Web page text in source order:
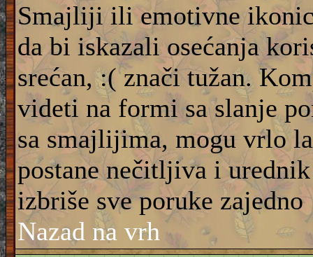
Smajliji ili emotivne
da bi iskazali osećanja
srećan, :( znači tužan.
videti na formi sa slanje
sa smajlijima, mogu vrlo
postane nečitljiva i
izbriše sve poruke zajedno
Nazad na vrh